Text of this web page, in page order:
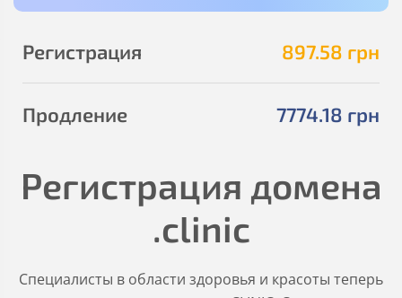
897.58 грн
Регистрация
7774.18 грн
Продление
Регистрация домена
.clinic
Специалисты в области здоровья и красоты теперь